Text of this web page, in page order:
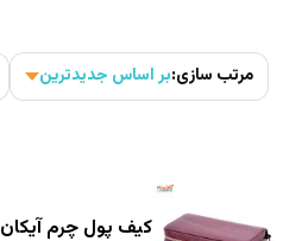
مرتب سازی:بر اساس جدیدترین
کیف پول چرم آیکان